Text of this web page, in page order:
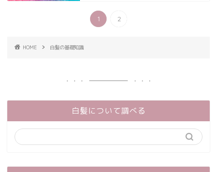
1 2
HOME 白髪の基礎知識
白髪について調べる